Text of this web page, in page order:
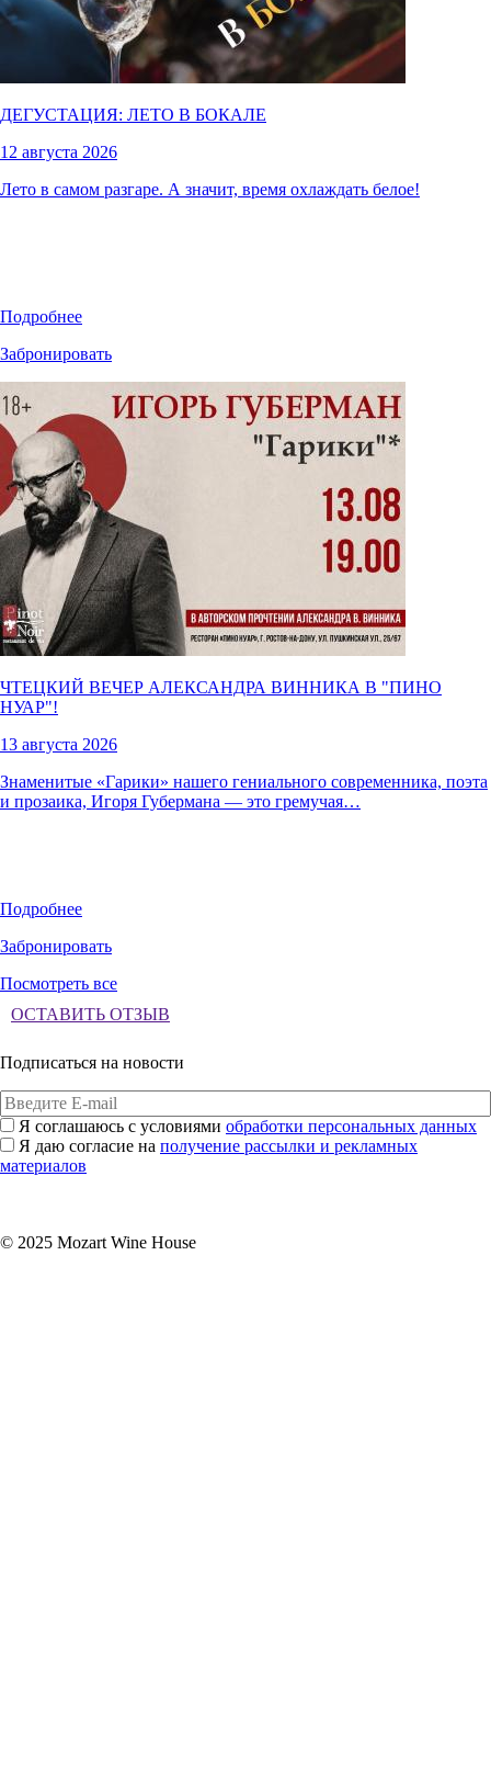
ДЕГУСТАЦИЯ: ЛЕТО В БОКАЛЕ
12 августа 2026
Лето в самом разгаре. А значит, время охлаждать белое!
Подробнее
Забронировать
ЧТЕЦКИЙ ВЕЧЕР АЛЕКСАНДРА ВИННИКА В "ПИНО
НУАР"!
13 августа 2026
Знаменитые «Гарики» нашего гениального современника, поэта
и прозаика, Игоря Губермана — это гремучая…
Подробнее
Забронировать
Посмотреть все
ОСТАВИТЬ ОТЗЫВ
Подписаться на новости
Я соглашаюсь с условиями обработки персональных данных
Я даю согласие на получение рассылки и рекламных
материалов
© 2025 Mozart Wine House